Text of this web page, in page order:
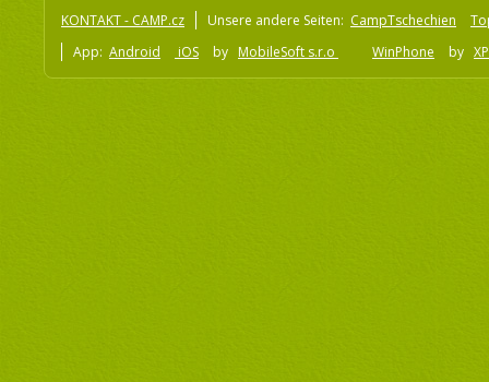
KONTAKT - CAMP.cz Unsere andere Seiten: CampTschechien
App: Android iOS by MobileSoft s.r.o WinPhone by